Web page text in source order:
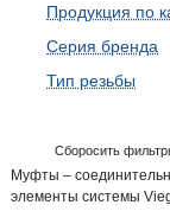
Продукция по
Серия бренда
Тип резьбы
Сборосить
Муфты –
элементы системы